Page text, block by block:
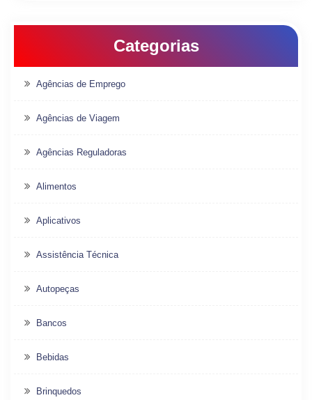
Categorias
Agências de Emprego
Agências de Viagem
Agências Reguladoras
Alimentos
Aplicativos
Assistência Técnica
Autopeças
Bancos
Bebidas
Brinquedos